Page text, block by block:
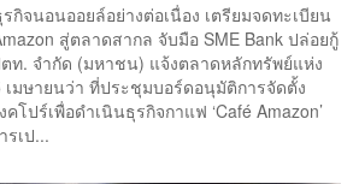
จนอนออยล์อย่างต่อเนื่อง เตรียมจดทะเบียน
สู่ตลาดสากล จับมือ SME Bank ปล่อยกู้
. จำกัด (มหาชน) แจ้งตลาดหลักทรัพย์แห่ง
เมษายนว่า ที่ประชุมบอร์ดอนุมัติการจัดตั้ง
โปร์เพื่อดำเนินธุรกิจกาแฟ ‘Café Amazon’
เป...